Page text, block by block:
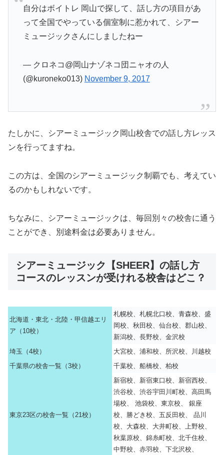
自分はボイトレ 岡山で探して、話し方の項目があ
って全国でやっている個室制に惹かれて、シアー
ミュージックさんにしましたねー
— クロネコ@岡山ナゾネコ団ニャオの人
(@kuroneko013) November 9, 2017
たしかに、シアーミュージック岡山校舎での話し方レッス
ンを行ってますね。
この方は、全国のシアーミュージック制覇でも、考えてい
るのかもしれないです。
ちなみに、シアーミュージックは、毎回別々の校舎に通う
ことができ、別途料金は必要ありません。
シアーミュージック【SHEER】の話し方
コースのレッスンが受けれる校舎はどこ？
北海道・東北・北陸・甲信越エリ
ア（10校）
札幌校、札幌北口校、青森校、盛
岡校、秋田校、仙台校、郡山校、
新潟校、長野校、金沢校
埼玉（4校）
大宮校、浦和校、所沢校、川越校
千葉県の校舎一覧（3校）
千葉校、船橋校、柏校
東京23区の校舎一覧（21校）
新宿校、新宿東口校、新宿西校、
渋谷校、渋谷宇田川町校、高田馬
場校、 池袋校、東京校、 銀座
校、勝どき校、五反田校、 品川
校、大森校、大井町校、上野校、
秋葉原校、錦糸町校、北千住校、
中野校、赤羽校、下北沢校、